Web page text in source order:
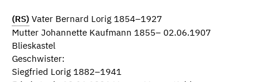
(RS) Vater Bernard Lorig 1854–1927
Mutter Johannette Kaufmann 1855– 02.06.1907
Blieskastel
Geschwister:
Siegfried Lorig 1882–1941